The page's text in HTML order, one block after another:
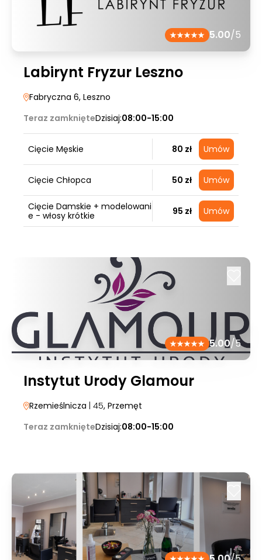
5.00/5
Labirynt Fryzur Leszno
Fabryczna 6, Leszno
Teraz zamknięteDzisiaj:08:00-15:00
Cięcie Męskie 80 zł Umów
Cięcie Chłopca 50 zł Umów
Cięcie Damskie + modelowani
e - włosy krótkie
95 zł Umów
5.00/5
Instytut Urody Glamour
Rzemieślnicza | 45, Przemęt
Teraz zamknięteDzisiaj:08:00-15:00